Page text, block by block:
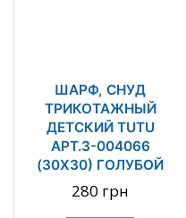
ШАРФ, СНУД
ТРИКОТАЖНЫЙ
ДЕТСКИЙ TUTU
АРТ.3-004066
(30Х30) ГОЛУБОЙ
280 грн